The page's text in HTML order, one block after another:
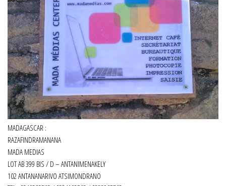
MADAGASCAR :
RAZAFINDRAMANANA
MADA MEDIAS
LOT AB 399 BIS / D – ANTANIMENAKELY
102 ANTANANARIVO ATSIMONDRANO